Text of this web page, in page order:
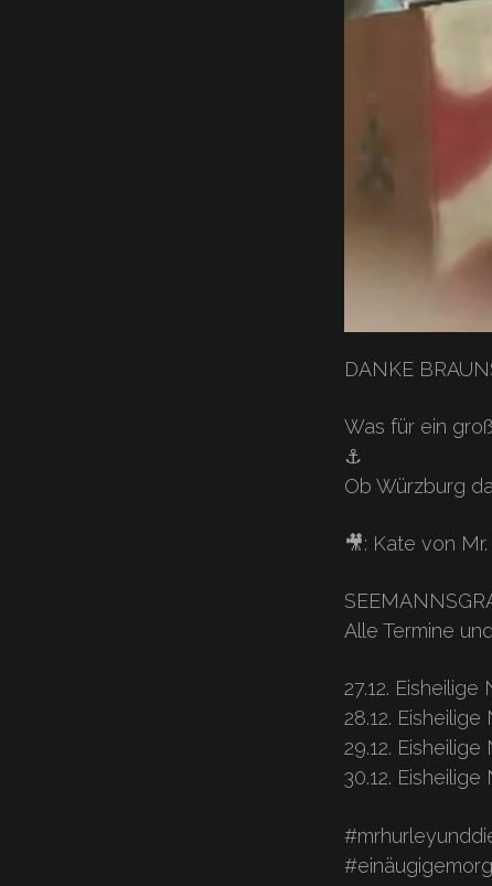
DANKE
Was für ein
⚓️
Ob Würzburg
🎥: Kate von
Alle Termine
27.12.
28.12.
29.12.
30.12.